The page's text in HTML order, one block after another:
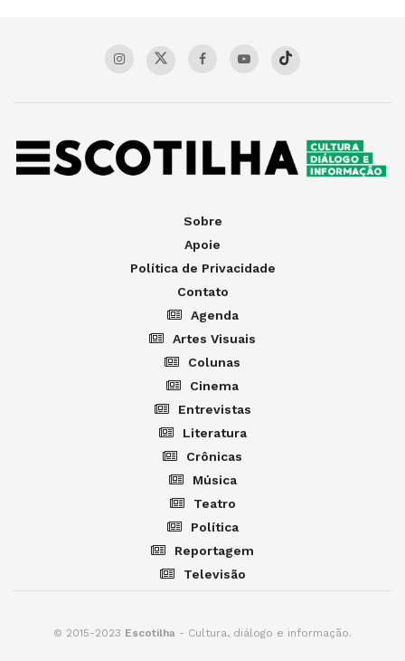
Sobre
Apoie
Política de Privacidade
Contato
Agenda
Artes Visuais
Colunas
Cinema
Entrevistas
Literatura
Crônicas
Música
Teatro
Política
Reportagem
Televisão
© 2015-2023 Escotilha - Cultura, diálogo e informação.